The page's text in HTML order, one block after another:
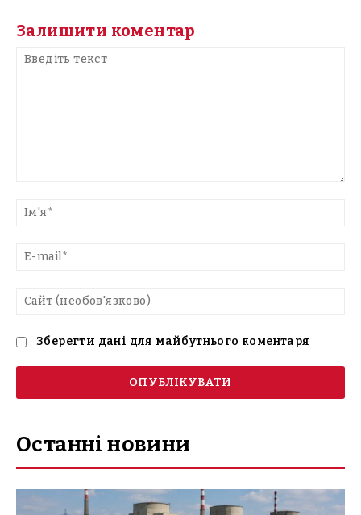
Залишити коментар
текст
Зберегти дані для майбутнього коментаря
Останні новини